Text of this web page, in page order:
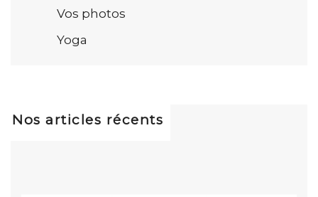
Vos photos
Yoga
Nos articles récents